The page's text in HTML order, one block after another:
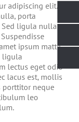
adipiscing elit.
porta
Sed ligula nulla,
ipsum mattis
ligula
lectus eget odio
lacus est, mollis
porttitor neque
leo